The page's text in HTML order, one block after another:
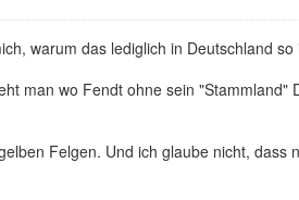
warum das lediglich in Deutschland so
man wo Fendt ohne sein "Stammland"
Felgen. Und ich glaube nicht, dass